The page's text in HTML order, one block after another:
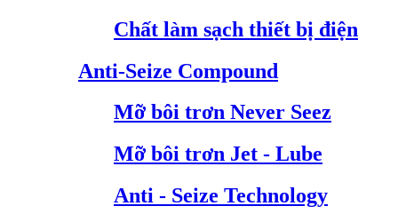
Chất làm sạch thiết bị điện
Anti-Seize Compound
Mỡ bôi trơn Never Seez
Mỡ bôi trơn Jet - Lube
Anti - Seize Technology